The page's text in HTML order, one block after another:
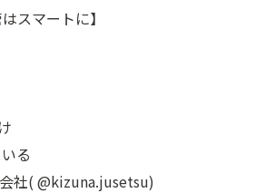
スマートに】
る
社( @kizuna.jusetsu)